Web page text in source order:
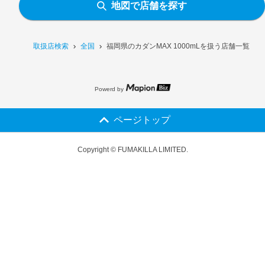
取扱店検索 全国 福岡県のカダンMAX 1000mLを扱う店舗一覧
地図で店舗を探す
Powerd by
ページトップ
Copyright © FUMAKILLA LIMITED.